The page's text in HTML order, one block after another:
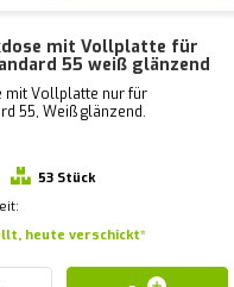
mit Vollplatte für
55 weiß glänzend
mit Vollplatte nur für
55, Weiß glänzend.
53 Stück
heute verschickt*